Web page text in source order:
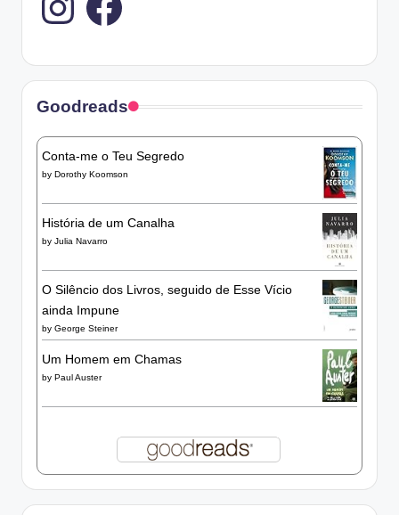
Goodreads
Conta-me o Teu Segredo
by Dorothy Koomson
História de um Canalha
by Julia Navarro
O Silêncio dos Livros, seguido de Esse Vício
ainda Impune
by George Steiner
Um Homem em Chamas
by Paul Auster